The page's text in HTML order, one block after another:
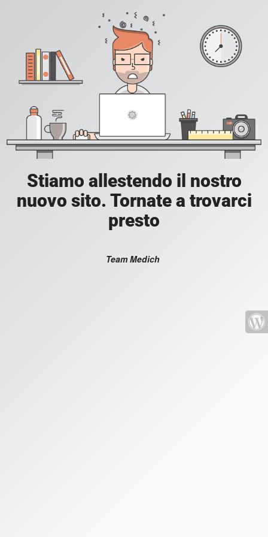
Stiamo allestendo il nostro
nuovo sito. Tornate a trovarci
presto
Team Medich